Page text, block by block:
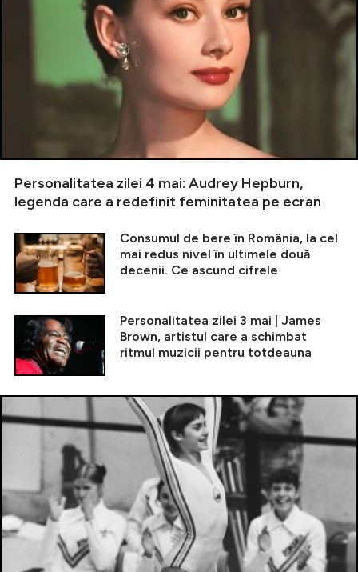
Personalitatea zilei 4 mai: Audrey Hepburn,
legenda care a redefinit feminitatea pe ecran
Consumul de bere în România, la cel
mai redus nivel în ultimele două
decenii. Ce ascund cifrele
Personalitatea zilei 3 mai | James
Brown, artistul care a schimbat
ritmul muzicii pentru totdeauna